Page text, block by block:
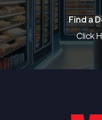
Find a
Click